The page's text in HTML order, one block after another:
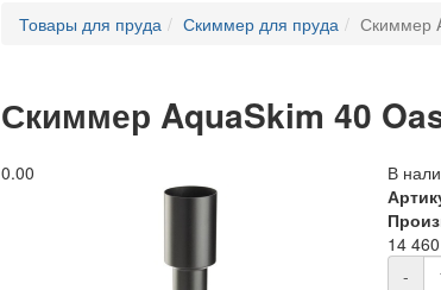
Товары для пруда Скиммер для пруда Скиммер
Скиммер AquaSkim 40
0.00
В
14
-